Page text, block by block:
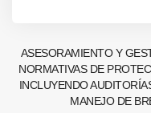
ASESORAMIENTO Y
NORMATIVAS DE
INCLUYENDO
MANEJO DE